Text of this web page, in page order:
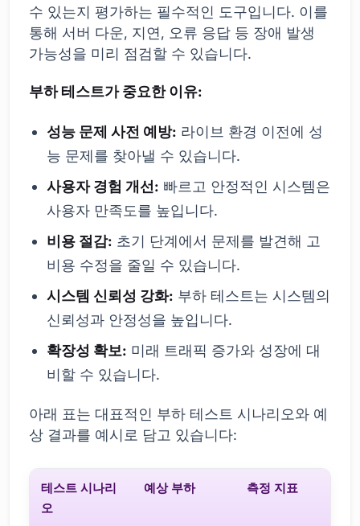
수 있는지 평가하는 필수적인 도구입니다. 이를
통해 서버 다운, 지연, 오류 응답 등 장애 발생
가능성을 미리 점검할 수 있습니다.
부하 테스트가 중요한 이유:
성능 문제 사전 예방: 라이브 환경 이전에 성
능 문제를 찾아낼 수 있습니다.
사용자 경험 개선: 빠르고 안정적인 시스템은
사용자 만족도를 높입니다.
비용 절감: 초기 단계에서 문제를 발견해 고
비용 수정을 줄일 수 있습니다.
시스템 신뢰성 강화: 부하 테스트는 시스템의
신뢰성과 안정성을 높입니다.
확장성 확보: 미래 트래픽 증가와 성장에 대
비할 수 있습니다.
아래 표는 대표적인 부하 테스트 시나리오와 예
상 결과를 예시로 담고 있습니다:
테스트 시나리
오
예상 부하 측정 지표